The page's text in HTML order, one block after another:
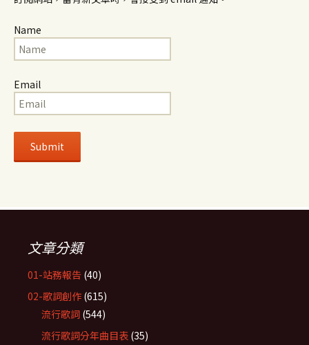
Name
Email
文章分類
01-站務報告 (40)
02-歌詞創作 (615)
流行歌詞 (544)
流行歌詞分年曲目表 (35)